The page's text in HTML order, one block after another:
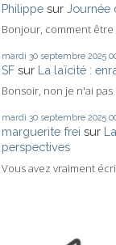
Philippe sur Journée
Bonjour, comment
mardi 30 septembre 2025
SF sur La laïcité :
Bonsoir, non je n'ai
mardi 30 septembre 2025
marguerite frei sur
perspectives
Vous avez vraiment